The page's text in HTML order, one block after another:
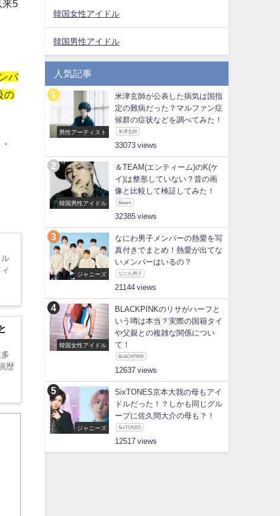
来5
バ
の
歴
韓国女性アイドル
韓国男性アイドル
人気記事
男性アーティスト
米津玄師が公表した病気は国指
定の難病だった？マルファン症
候群の症状などを調べてみた！
米津玄師
33073
韓国男性アイドル
＆TEAM(エンティーム)のK(ケ
イ)は整形していない？昔の画
像と比較して検証してみた！
&team
32385
ジャニーズ
なにわ男子メンバーの熱愛を写
真付きでまとめ！熱愛が出てな
いメンバーはいるの？
なにわ男子
21144
韓国女性アイドル
BLACKPINKのリサがハーフと
いう噂は本当？実際の国籍タイ
や父親との複雑な関係につい
て！
BLACKPINK
12637
ジャニーズ
SixTONES京本大我の母もアイ
ドルだった！？しかも同じグル
ープに佐久間大介の母も？！
SixTONES
12517